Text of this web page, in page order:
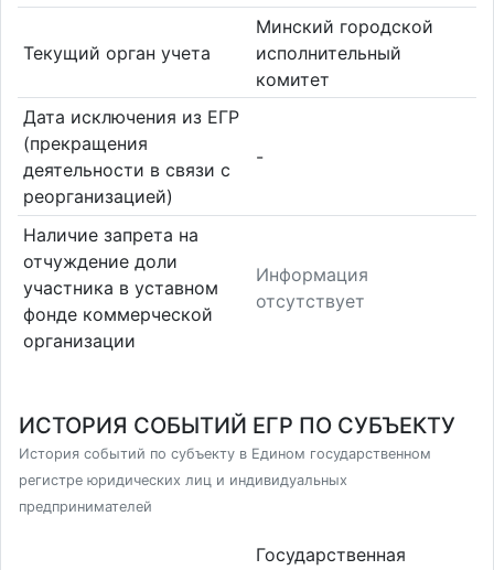
Текущий орган учета
Минский городской
исполнительный
комитет
Дата исключения из ЕГР
(прекращения
деятельности в связи с
реорганизацией)
-
Наличие запрета на
отчуждение доли
участника в уставном
фонде коммерческой
организации
Информация
отсутствует
ИСТОРИЯ СОБЫТИЙ ЕГР ПО СУБЪЕКТУ
История событий по субъекту в Едином государственном
регистре юридических лиц и индивидуальных
предпринимателей
Государственная